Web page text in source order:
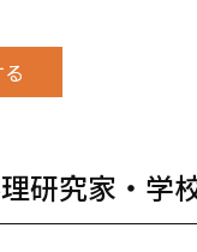
研究家・学